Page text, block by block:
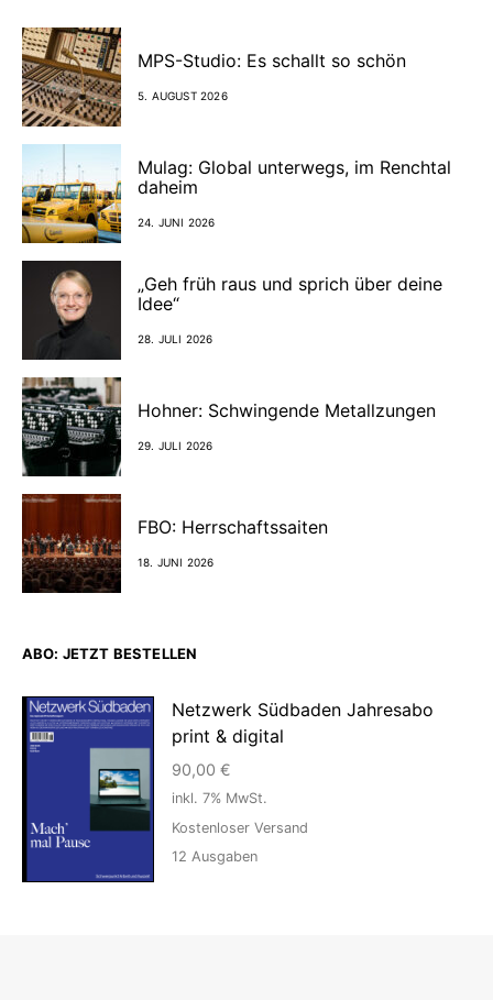
MPS-Studio: Es schallt so schön
5. AUGUST 2026
Mulag: Global unterwegs, im Renchtal
daheim
24. JUNI 2026
„Geh früh raus und sprich über deine
Idee“
28. JULI 2026
Hohner: Schwingende Metallzungen
29. JULI 2026
FBO: Herrschaftssaiten
18. JUNI 2026
ABO: JETZT BESTELLEN
Netzwerk Südbaden Jahresabo
print & digital
90,00 €
inkl. 7% MwSt.
Kostenloser Versand
12 Ausgaben